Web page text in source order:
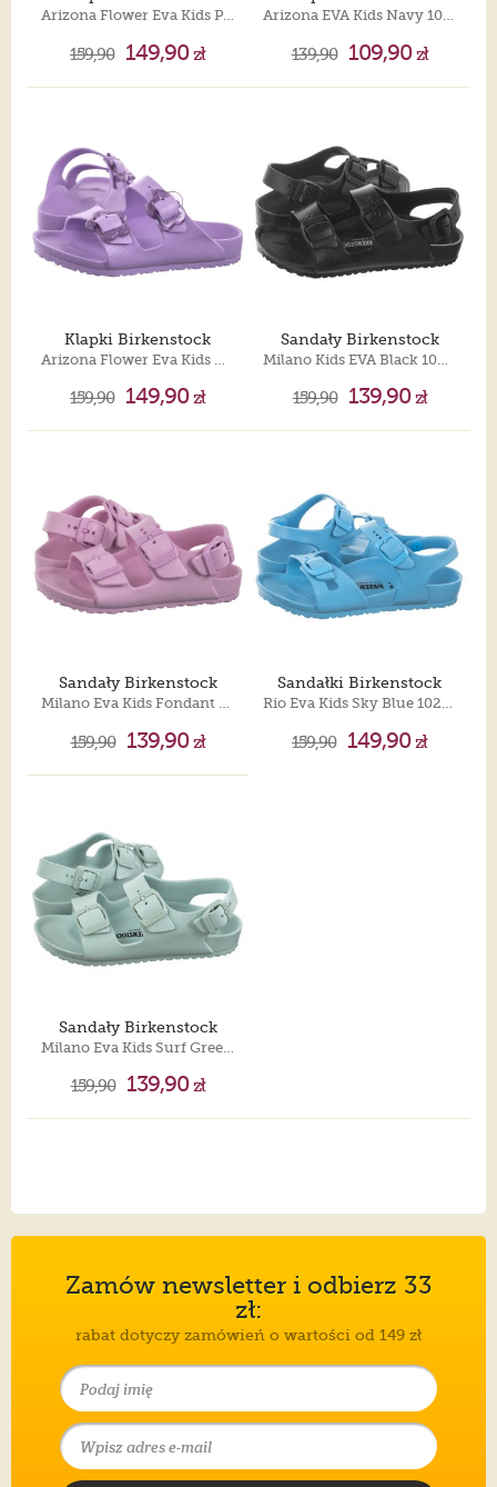
Arizona Flower Eva Kids Pink Clay 1032457
159,90 149,90zł
Arizona EVA Kids Navy 1029582
139,90 109,90zł
Klapki Birkenstock
159,90 149,90zł
Sandały Birkenstock
Milano Kids EVA Black 1009353
159,90 139,90zł
Sandały Birkenstock
Milano Eva Kids Fondant Pink 1029544
159,90 139,90zł
Sandałki Birkenstock
Rio Eva Kids Sky Blue 1024701
159,90 149,90zł
Sandały Birkenstock
Milano Eva Kids Surf Green 1026751
159,90 139,90zł
Zamów newsletter i odbierz 33
zł:
rabat dotyczy zamówień o wartości od 149 zł